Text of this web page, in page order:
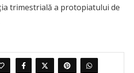
trimestrială a protopiatului de